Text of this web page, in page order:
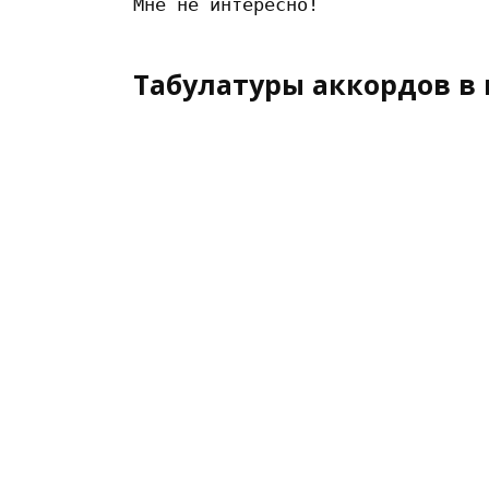
Табулатуры аккордов в